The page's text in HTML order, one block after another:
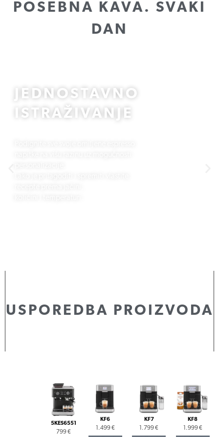
POSEBNA KAVA. SVAKI
DAN
JEDNOSTAVNO
ISTRAŽIVANJE
USPOREDBA PROIZVODA
5KES6551
799 €
KF6
1.499 €
KF7
1.799 €
KF8
1.999 €